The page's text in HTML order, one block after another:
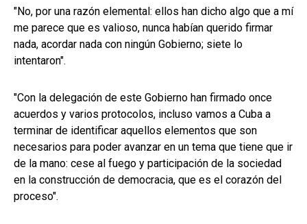
"No, por una razón elemental: ellos han dicho algo que a mí
me parece que es valioso, nunca habían querido firmar
nada, acordar nada con ningún Gobierno; siete lo
intentaron".
"Con la delegación de este Gobierno han firmado once
acuerdos y varios protocolos, incluso vamos a Cuba a
terminar de identificar aquellos elementos que son
necesarios para poder avanzar en un tema que tiene que ir
de la mano: cese al fuego y participación de la sociedad
en la construcción de democracia, que es el corazón del
proceso".